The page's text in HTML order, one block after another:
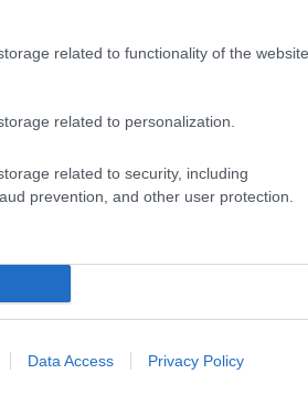
related to functionality of the website
related to personalization.
related to security, including
prevention, and other user protection.
Data Access Privacy Policy
potter